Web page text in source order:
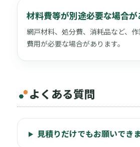
材料費等が別途必要な場合が
網戸材料、処分費、消耗品など、
費用が必要な場合があります。
よくある質問
見積りだけでもお願いでき